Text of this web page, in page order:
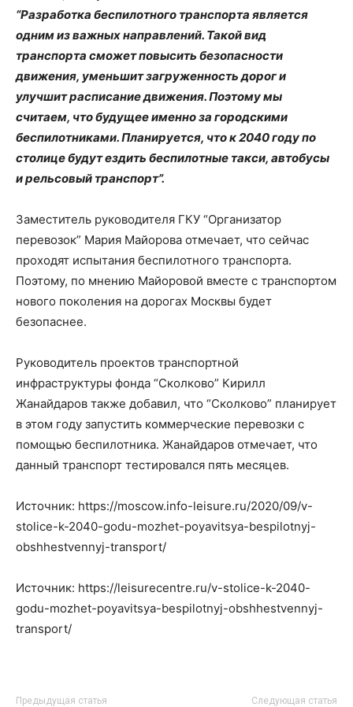
“Разработка беспилотного транспорта является
одним из важных направлений. Такой вид
транспорта сможет повысить безопасности
движения, уменьшит загруженность дорог и
улучшит расписание движения. Поэтому мы
считаем, что будущее именно за городскими
беспилотниками. Планируется, что к 2040 году по
столице будут ездить беспилотные такси, автобусы
и рельсовый транспорт”.
Заместитель руководителя ГКУ “Организатор
перевозок” Мария Майорова отмечает, что сейчас
проходят испытания беспилотного транспорта.
Поэтому, по мнению Майоровой вместе с транспортом
нового поколения на дорогах Москвы будет
безопаснее.
Руководитель проектов транспортной
инфраструктуры фонда “Сколково” Кирилл
Жанайдаров также добавил, что “Сколково” планирует
в этом году запустить коммерческие перевозки с
помощью беспилотника. Жанайдаров отмечает, что
данный транспорт тестировался пять месяцев.
Источник: https://moscow.info-leisure.ru/2020/09/v-
stolice-k-2040-godu-mozhet-poyavitsya-bespilotnyj-
obshhestvennyj-transport/
Источник: https://leisurecentre.ru/v-stolice-k-2040-
godu-mozhet-poyavitsya-bespilotnyj-obshhestvennyj-
transport/
Предыдущая статья Следующая статья